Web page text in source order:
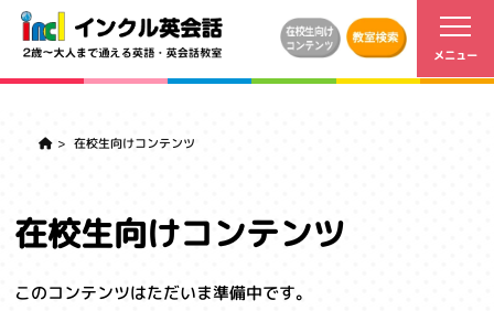
在校生向けコンテンツ
在校生向けコンテンツ
このコンテンツはただいま準備中です。